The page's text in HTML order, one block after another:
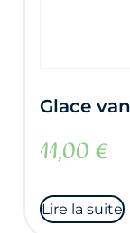
Glace
11,00 €
Lire la suite